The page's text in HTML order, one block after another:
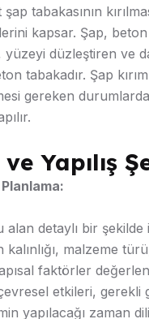
tabakasının
kapsar. Şap,
düzleştiren ve
tabakadır. Şap kırım
gereken
Yapılış
alan detaylı bir şekilde
kalınlığı, malzeme
faktörler
çevresel etkileri, gerekli
yapılacağı zaman